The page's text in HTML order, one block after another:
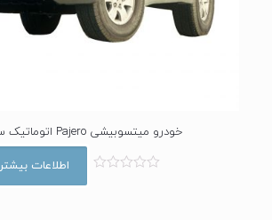
خودرو میتسوبیشی Pajero اتوماتیک سال 2004
اطلاعات بیشتر